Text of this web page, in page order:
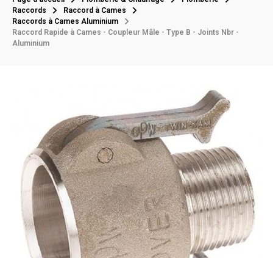
Raccords
Raccord à Cames
Raccords à Cames Aluminium
Raccord Rapide à Cames - Coupleur Mâle - Type B - Joints Nbr -
Aluminium